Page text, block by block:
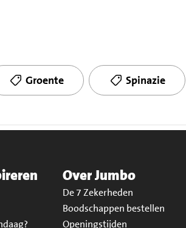
Groente Spinazie
Over Jumbo
De 7 Zekerheden
Boodschappen bestellen
Openingstijden